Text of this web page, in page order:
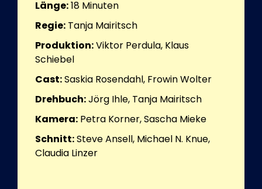
Länge:18 Minuten
Regie: Tanja Mairitsch
Produktion:Viktor Perdula, Klaus
Schiebel
Cast:Saskia Rosendahl, Frowin Wolter
Drehbuch:Jörg Ihle, Tanja Mairitsch
Kamera: Petra Korner, Sascha Mieke
Schnitt:Steve Ansell, Michael N. Knue,
Claudia Linzer